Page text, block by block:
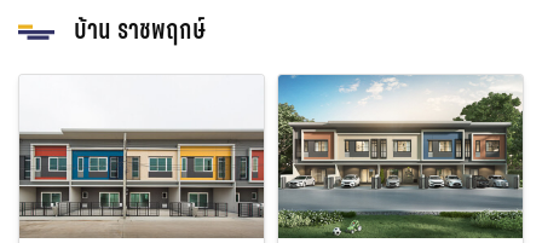
บ้าน ราชพฤกษ์